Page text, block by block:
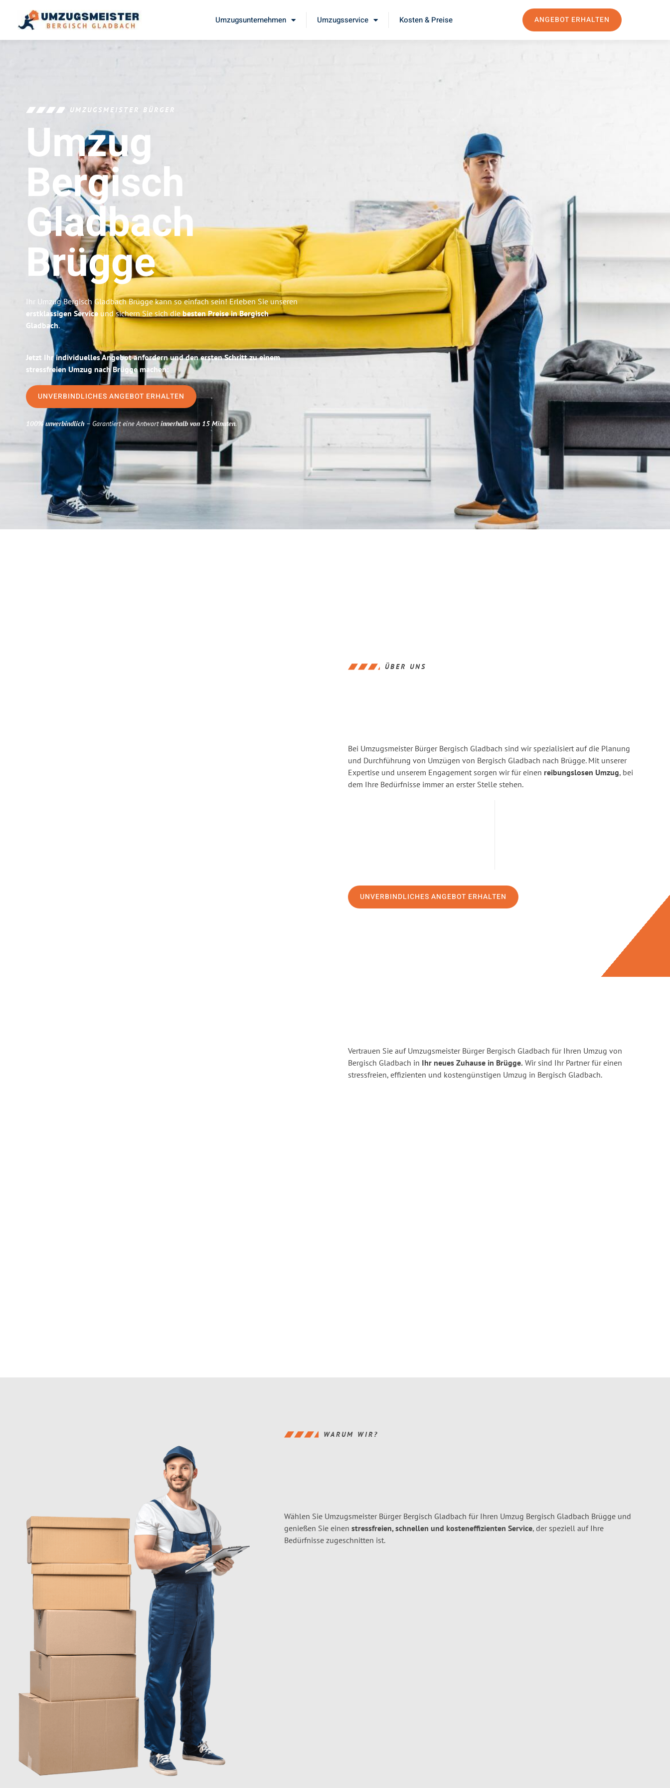
Umzugsunternehmen Umzugsservice Kosten & Preise ANGEBOT ERHALTEN
UMZUGSMEISTER BÜRGER
Umzug
Bergisch
Gladbach
Brügge
Ihr Umzug Bergisch Gladbach Brügge kann so einfach sein! Erleben Sie unseren
erstklassigen Service und sichern Sie sich diebesten Preise in Bergisch
Gladbach.
Jetzt Ihr individuelles Angebot anfordern und den ersten Schritt zu einem
stressfreien Umzug nach Brügge machen:
UNVERBINDLICHES ANGEBOT ERHALTEN
100% unverbindlich– Garantiert eine Antwortinnerhalb von 15 Minuten.
ÜBER UNS
Bei Umzugsmeister Bürger Bergisch Gladbach sind wir spezialisiert auf die Planung
und Durchführung von Umzügen von Bergisch Gladbach nach Brügge. Mit unserer
Expertise und unserem Engagement sorgen wir für einen reibungslosen Umzug, bei
dem Ihre Bedürfnisse immer an erster Stelle stehen.
UNVERBINDLICHES ANGEBOT ERHALTEN
Vertrauen Sie auf Umzugsmeister Bürger Bergisch Gladbach für Ihren Umzug von
Bergisch Gladbach in Ihr neues Zuhause in Brügge. Wir sind Ihr Partner für einen
stressfreien, effizienten und kostengünstigen Umzug in Bergisch Gladbach.
WARUM WIR?
Wählen Sie Umzugsmeister Bürger Bergisch Gladbach für Ihren Umzug Bergisch Gladbach Brügge und
genießen Sie einen stressfreien, schnellen und kosteneffizienten Service, der speziell auf Ihre
Bedürfnisse zugeschnitten ist.